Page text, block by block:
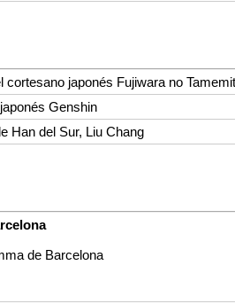
cortesano japonés Fujiwara no
Genshin
Han del Sur, Liu Chang
de Barcelona